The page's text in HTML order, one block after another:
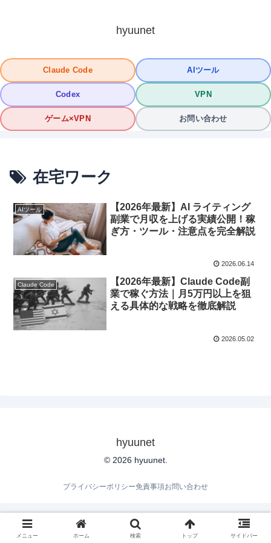
hyuunet
Claude Code AIツール
Codex VPN
ゲーム×VPN お問い合わせ
在宅ワーク
AIツール
【2026年最新】AI ライティング
副業で月収を上げる実績公開！稼
ぎ方・ツール・注意点を完全解説
2026.06.14
Claude Code
【2026年最新】Claude Code副
業で稼ぐ方法｜月5万円以上を狙
える具体的な戦略を徹底解説
2026.05.02
hyuunet
© 2026 hyuunet.
プライバシーポリシー免責事項お問い合わせ
メニュー ホーム 検索 トップ サイドバー